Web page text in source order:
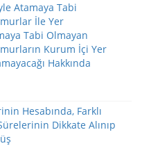
Atamaya Tabi
İle Yer
Tabi Olmayan
Kurum İçi Yer
Hakkında
Hesabında, Farklı
Dikkate Alınıp